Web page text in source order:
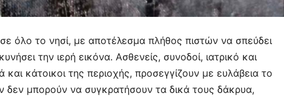
όλο το νησί, με αποτέλεσμα πλήθος πιστών να σπεύδει
την ιερή εικόνα. Ασθενείς, συνοδοί, ιατρικό και
κάτοικοι της περιοχής, προσεγγίζουν με ευλάβεια το
δεν μπορούν να συγκρατήσουν τα δικά τους δάκρυα,